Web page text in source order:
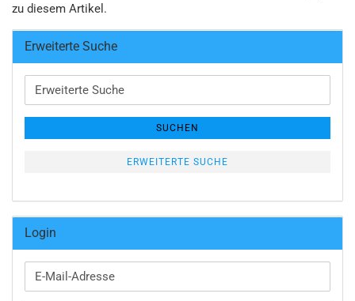
zu diesem Artikel.
Erweiterte Suche
Erweiterte
Suche
SUCHEN
ERWEITERTE SUCHE
Login
E-
Mail-